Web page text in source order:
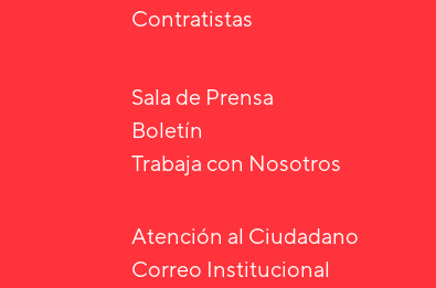
Contratistas
Sala de Prensa
Boletín
Trabaja con Nosotros
Atención al Ciudadano
Correo Institucional